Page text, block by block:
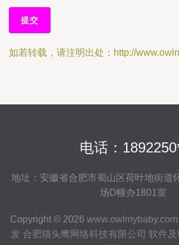
如若转载，请注明出处：http://
电话：
地址：安徽省合肥市蜀山区荷叶地街道
场D幢办1801室
Copyright © 2026 www.owlmybaby.com
发 合肥猫头鹰网络科技有限公司 软件